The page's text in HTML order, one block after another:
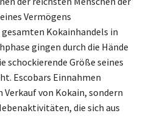
Vermögens
Kokainhandels in
gingen durch die Hände
schockierende Größe seines
Escobars Einnahmen
von Kokain, sondern
die sich aus